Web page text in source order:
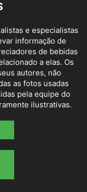
e especialistas
informação de
de bebidas
a elas. Os
autores, não
as fotos usadas
pela equipe do
ilustrativas.